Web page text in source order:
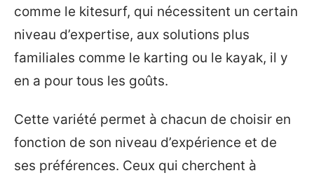
comme le kitesurf, qui nécessitent un certain
niveau d’expertise, aux solutions plus
familiales comme le karting ou le kayak, il y
en a pour tous les goûts.
Cette variété permet à chacun de choisir en
fonction de son niveau d’expérience et de
ses préférences. Ceux qui cherchent à